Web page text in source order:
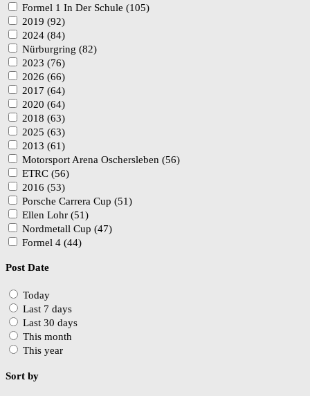
Formel 1 In Der Schule (105)
2019 (92)
2024 (84)
Nürburgring (82)
2023 (76)
2026 (66)
2017 (64)
2020 (64)
2018 (63)
2025 (63)
2013 (61)
Motorsport Arena Oschersleben (56)
ETRC (56)
2016 (53)
Porsche Carrera Cup (51)
Ellen Lohr (51)
Nordmetall Cup (47)
Formel 4 (44)
Post Date
Today
Last 7 days
Last 30 days
This month
This year
Sort by